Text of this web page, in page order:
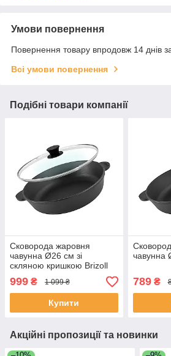
Умови повернення
Повернення товару впродовж 14 днів
Всі умови повернення
Подібні товари компанії
Сковорода жаровня
чавунна Ø26 см зі
скляною кришкою Brizoll
999 ₴ 1 099 ₴
Купити
чавунна
789₴
Акційні пропозиції та новинки